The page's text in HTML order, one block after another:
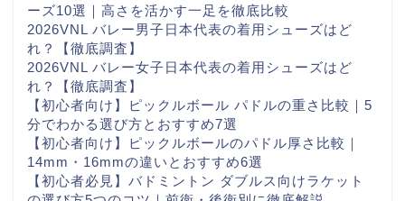
ーズ10選｜高さを活かす一足を徹底比較
2026VNL バレー男子日本代表の着用シューズはど
れ？【徹底調査】
2026VNL バレー女子日本代表の着用シューズはど
れ？【徹底調査】
【初心者向け】ピックルボール パドルの重さ比較｜5
分でわかる選び方とおすすめ7選
【初心者向け】ピックルボールのパドル厚さ比較｜
14mm・16mmの違いとおすすめ6選
【初心者必見】バドミントン ダブルス向けラケット